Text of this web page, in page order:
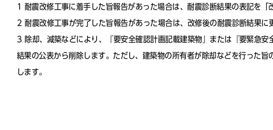
耐震改修工事に着手した旨報告があった場合は、耐震診断結果の表記を「
耐震改修工事が完了した旨報告があった場合は、改修後の耐震診断結果に
除却、減築などにより、『要安全確認計画記載建築物』または『要緊急
結果の公表から削除します。ただし、建築物の所有者が除却などを行った
します。